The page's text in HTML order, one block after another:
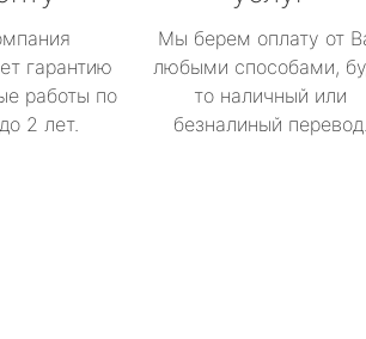
гарантию
работы по
2 лет.
Мы берем оплату от
любыми способами,
то наличный или
безналиный перевод.